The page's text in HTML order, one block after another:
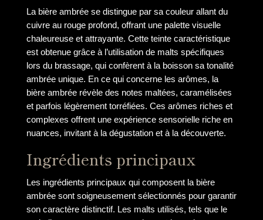
La bière ambrée se distingue par sa couleur allant du
cuivre au rouge profond, offrant une palette visuelle
chaleureuse et attrayante. Cette teinte caractéristique
est obtenue grâce à l’utilisation de malts spécifiques
lors du brassage, qui confèrent à la boisson sa tonalité
ambrée unique. En ce qui concerne les arômes, la
bière ambrée révèle des notes maltées, caramélisées
et parfois légèrement torréfiées. Ces arômes riches et
complexes offrent une expérience sensorielle riche en
nuances, invitant à la dégustation et à la découverte.
Ingrédients principaux
Les ingrédients principaux qui composent la bière
ambrée sont soigneusement sélectionnés pour garantir
son caractère distinctif. Les malts utilisés, tels que le